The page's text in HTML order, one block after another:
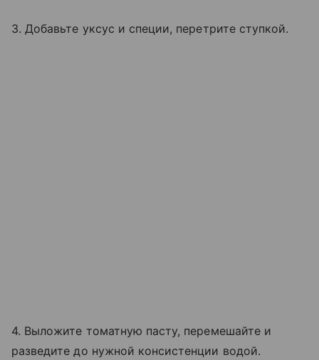
3. Добавьте уксус и специи, перетрите ступкой.
4. Выложите томатную пасту, перемешайте и
разведите до нужной консистенции водой.